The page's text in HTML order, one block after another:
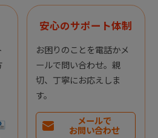
安心のサポート体制
お困りのことを電話かメ
ールで問い合わせ。親
切、丁寧にお応えしま
す。
メールで
お問い合わせ